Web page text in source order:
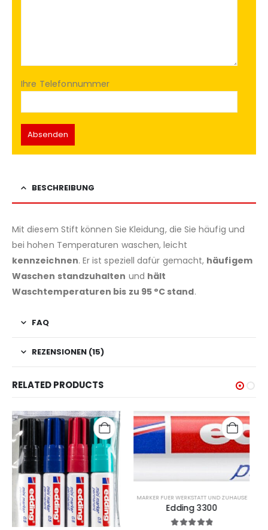
Ihre Telefonnummer
BESCHREIBUNG
Mit diesem Stift können Sie Kleidung, die Sie häufig und
bei hohen Temperaturen waschen, leicht
kennzeichnen. Er ist speziell dafür gemacht, häufigem
Waschen standzuhalten und hält
Waschtemperaturen bis zu 95 °C stand.
FAQ
REZENSIONEN (15)
RELATED PRODUCTS
MARKER FUER WERKSTATT UND ZUHAUSE
Edding 3300